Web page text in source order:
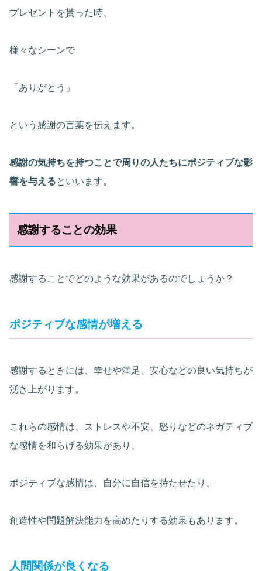
プレゼントを貰った時、
様々なシーンで
「ありがとう」
という感謝の言葉を伝えます。
感謝の気持ちを持つことで周りの人たちにポジティブな影
響を与えるといいます。
感謝することの効果
感謝することでどのような効果があるのでしょうか？
ポジティブな感情が増える
感謝するときには、幸せや満足、安心などの良い気持ちが
湧き上がります。
これらの感情は、ストレスや不安、怒りなどのネガティブ
な感情を和らげる効果があり、
ポジティブな感情は、自分に自信を持たせたり、
創造性や問題解決能力を高めたりする効果もあります。
人間関係が良くなる